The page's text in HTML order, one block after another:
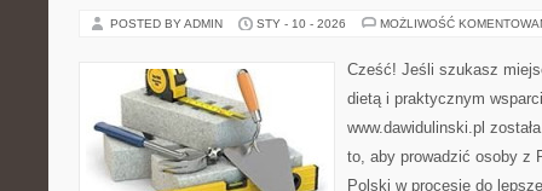
POSTED BY ADMIN STY - 10 - 2026 MOŻLIWOŚĆ
Cześć! Jeśli szukasz
dietą i praktycznym
www.dawidulinski.pl
to, aby prowadzić osoby z
Polski w procesie do